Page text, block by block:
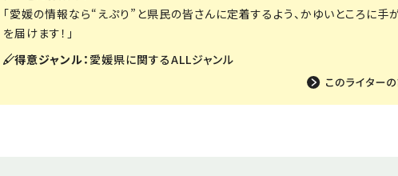
「愛媛の情報なら“えぷり”と県民の皆さんに定着するよう、かゆいところに手
を届けます！」
得意ジャンル： 愛媛県に関するALLジャンル